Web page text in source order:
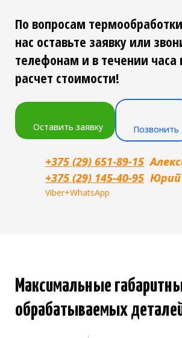
По вопросам
нас оставьте заявку или
телефонам и в течении часа
расчет стоимости!
Оставить заявку Позвонить
+375 (29) 651-89-15
+375 (29) 145-40-95 Юрий
Viber+WhatsApp
Максимальные
обрабатываемых